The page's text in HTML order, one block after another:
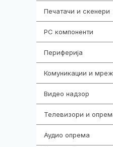
Печатачи и скенери
PC компоненти
Периферија
Комуникации и
Видео надзор
Телевизори и
Аудио опрема